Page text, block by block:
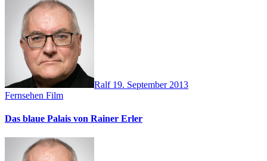
Ralf 19. September 2013
Fernsehen Film
Das blaue Palais von Rainer Erler